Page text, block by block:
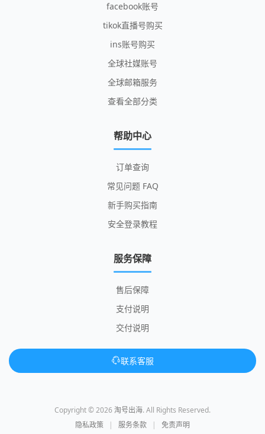
facebook账号
tikok直播号购买
ins账号购买
全球社媒账号
全球邮箱服务
查看全部分类
帮助中心
订单查询
常见问题 FAQ
新手购买指南
安全登录教程
服务保障
售后保障
支付说明
交付说明
联系客服
Copyright © 2026 淘号出海. All Rights Reserved.
隐私政策
| 服务条款 | 免责声明